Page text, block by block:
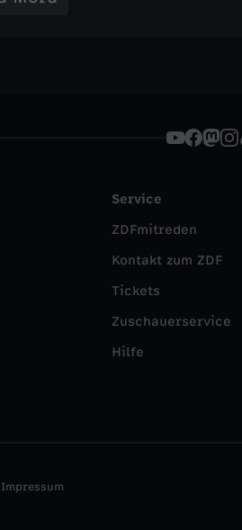
Service
ZDFmitreden
Kontakt zum ZDF
Tickets
Zuschauerservice
Hilfe
Impressum